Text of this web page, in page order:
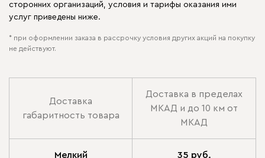
сторонних организаций, условия и тарифы оказания ими
услуг приведены ниже.
* при оформлении заказа в рассрочку условия других акций на покупку
не действуют.
Доставка
габаритность товара
Доставка в пределах
МКАД и до 10 км от
МКАД
Мелкий 35 руб.